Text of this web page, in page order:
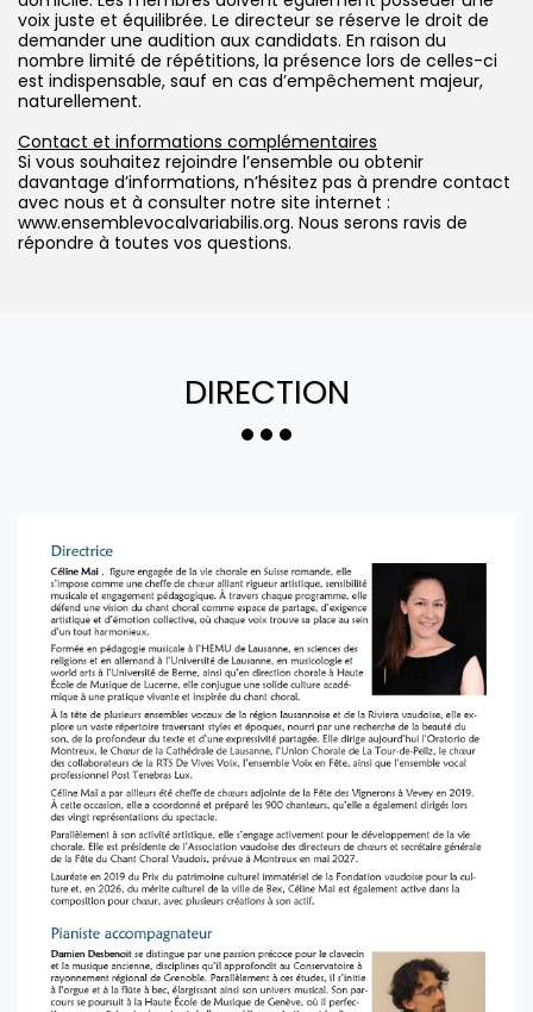
voix juste et équilibrée. Le directeur se réserve le droit de
demander une audition aux candidats. En raison du
nombre limité de répétitions, la présence lors de celles-ci
est indispensable, sauf en cas d’empêchement majeur,
naturellement.
Contact et informations complémentaires
Si vous souhaitez rejoindre l’ensemble ou obtenir
davantage d’informations, n’hésitez pas à prendre contact
avec nous et à consulter notre site internet :
www.ensemblevocalvariabilis.org. Nous serons ravis de
répondre à toutes vos questions.
DIRECTION